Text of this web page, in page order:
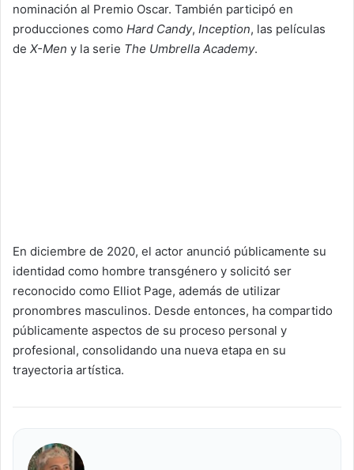
nominación al Premio Oscar. También participó en
producciones como Hard Candy, Inception, las películas
de X-Men y la serie The Umbrella Academy.
En diciembre de 2020, el actor anunció públicamente su
identidad como hombre transgénero y solicitó ser
reconocido como Elliot Page, además de utilizar
pronombres masculinos. Desde entonces, ha compartido
públicamente aspectos de su proceso personal y
profesional, consolidando una nueva etapa en su
trayectoria artística.